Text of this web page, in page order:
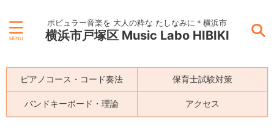
ポピュラー音楽を 大人の粋な たしなみに＊横浜市
横浜市戸塚区 Music Labo HIBIKI
ピアノコース・コード奏法 保育士試験対策
バンドキーボード・理論 アクセス